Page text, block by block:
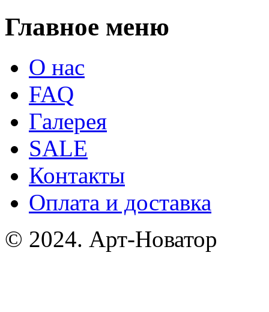
Главное меню
О нас
FAQ
Галерея
SALE
Контакты
Оплата и доставка
© 2024. Арт-Новатор